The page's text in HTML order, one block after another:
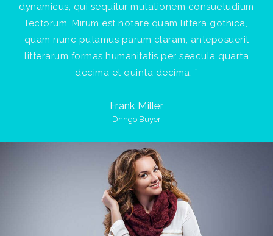
dynamicus, qui sequitur mutationem consuetudium
lectorum. Mirum est notare quam littera gothica,
quam nunc putamus parum claram, anteposuerit
litterarum formas humanitatis per seacula quarta
decima et quinta decima. ”
Frank Miller
Dnngo Buyer